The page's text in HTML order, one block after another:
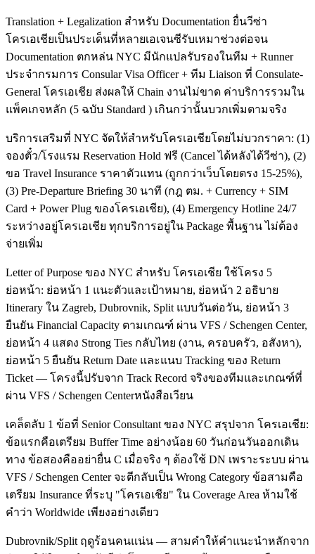
Translation + Legalization สำหรับ Documentation ยื่นวีซ่า
โครเอเชียเป็นประเด็นที่หลายเอเจนซีรับเหมาช่วงต่อจน
Documentation ตกหล่น NYC มีนักแปลรับรองในทีม + Runner
ประจำกรมการ Consular Visa Officer + ทีม Liaison ที่ Consulate-
General โครเอเชีย ส่งผลให้ Chain งานไม่ขาด ค่าบริการรวมใน
แพ็คเกจหลัก (5 ฉบับ Standard ) เกินกว่านั้นบวกเพิ่มตามจริง
บริการเสริมที่ NYC จัดให้สำหรับโครเอเชียโดยไม่บวกราคา: (1)
จองตั๋ว/โรงแรม Reservation Hold ฟรี (Cancel ได้หลังได้วีซ่า), (2)
ขอ Travel Insurance ราคาตัวแทน (ถูกกว่าเว็บโดยตรง 15-25%),
(3) Pre-Departure Briefing 30 นาที (กฎ ตม. + Currency + SIM
Card + Power Plug ของโครเอเชีย), (4) Emergency Hotline 24/7
ระหว่างอยู่โครเอเชีย ทุกบริการอยู่ใน Package พื้นฐาน ไม่ต้อง
จ่ายเพิ่ม
Letter of Purpose ของ NYC สำหรับ โครเอเชีย ใช้โครง 5
ย่อหน้า: ย่อหน้า 1 แนะตัวและเป้าหมาย, ย่อหน้า 2 อธิบาย
Itinerary ใน Zagreb, Dubrovnik, Split แบบวันต่อวัน, ย่อหน้า 3
ยืนยัน Financial Capacity ตามเกณฑ์ ผ่าน VFS / Schengen Center,
ย่อหน้า 4 แสดง Strong Ties กลับไทย (งาน, ครอบครัว, อสังหา),
ย่อหน้า 5 ยืนยัน Return Date และแนบ Tracking ของ Return
Ticket — โครงนี้ปรับจาก Track Record จริงของทีมและเกณฑ์ที่
ผ่าน VFS / Schengen Centerหนังสือเวียน
เคล็ดลับ 1 ข้อที่ Senior Consultant ของ NYC สรุปจาก โครเอเชีย:
ข้อแรกคือเตรียม Buffer Time อย่างน้อย 60 วันก่อนวันออกเดิน
ทาง ข้อสองคืออย่ายื่น C เมื่อจริง ๆ ต้องใช้ DN เพราะระบบ ผ่าน
VFS / Schengen Center จะตีกลับเป็น Wrong Category ข้อสามคือ
เตรียม Insurance ที่ระบุ "โครเอเชีย" ใน Coverage Area ห้ามใช้
คำว่า Worldwide เพียงอย่างเดียว
Dubrovnik/Split ฤดูร้อนคนแน่น — สามคำให้คำแนะนำหลักจาก